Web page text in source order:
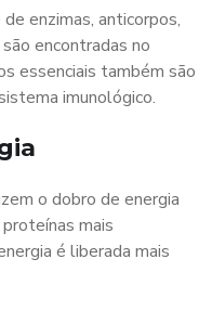
enzimas, anticorpos,
encontradas no
essenciais também são
imunológico.
o dobro de energia
mais
é liberada mais